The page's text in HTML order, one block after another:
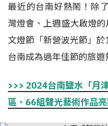
最近的台南好熱鬧！除
灣燈會、上週盛大啟燈
文燈節「新營波光節」
台南成為過年佳節的旅遊
>>> 2024台南鹽水「月
區、66組聲光藝術作品